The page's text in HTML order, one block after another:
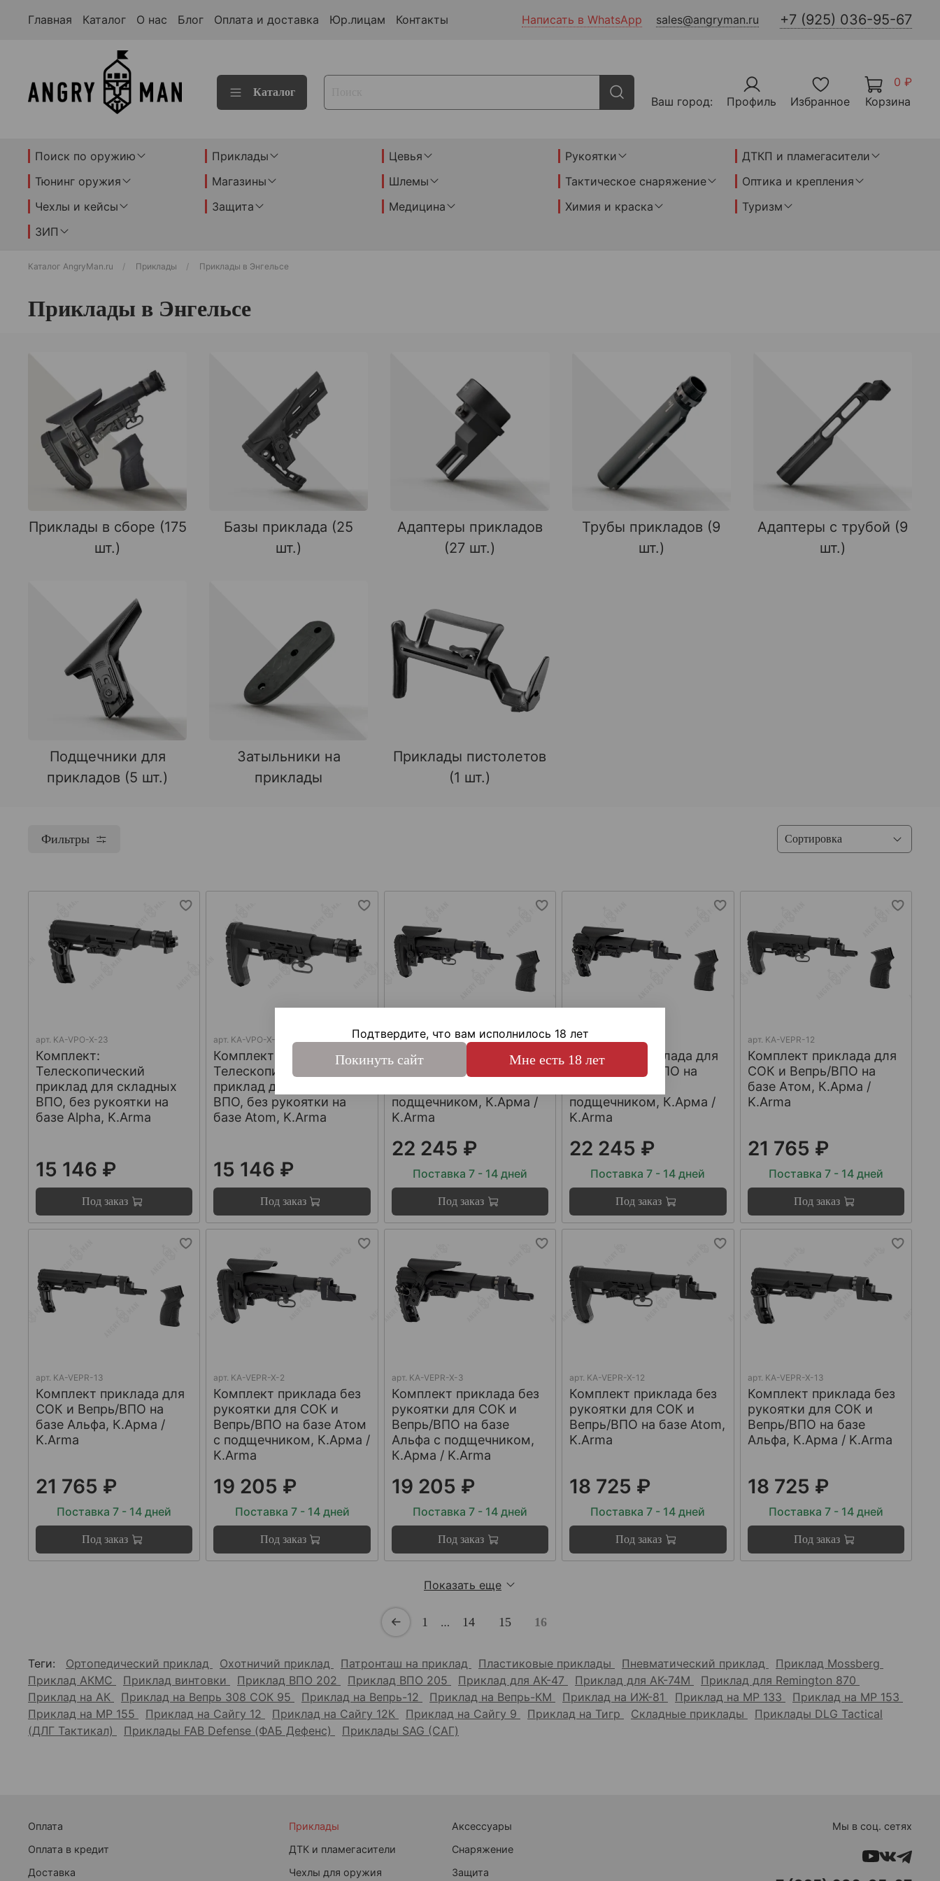
Главная Каталог О нас Блог Оплата и доставка Юр.лицам Контакты Написать в WhatsApp sales@angryman.ru +7 (925) 036-95-67
Каталог
Ваш город: Профиль Избранное
0 ₽
Корзина
Поиск по оружию Приклады Цевья Рукоятки
ДТКП и пламегасители
Тюнинг оружия
Магазины Шлемы Тактическое снаряжение
Оптика и крепления
Чехлы и кейсы
Защита Медицина Химия и краска
Туризм
ЗИП
Каталог AngryMan.ru Приклады Приклады в Энгельсе
Приклады в Энгельсе
Приклады в сборе (175
шт.)
Базы приклада (25
шт.)
Адаптеры прикладов
(27 шт.)
Трубы прикладов (9
шт.)
Адаптеры с трубой (9
шт.)
Подщечники для
прикладов (5 шт.)
Затыльники на
приклады
Приклады пистолетов
(1 шт.)
Фильтры
арт. KA-VPO-X-23
Комплект:
Телескопический
приклад для складных
ВПО, без рукоятки на
базе Alpha, K.Arma
15 146 ₽
Под заказ
арт. KA-VPO-X-22
Комплект:
Телескопический
приклад для складных
ВПО, без рукоятки на
базе Atom, K.Arma
15 146 ₽
Под заказ
арт.KA-VEPR-2
Комплект приклада для
СОК и Вепрь/ВПО на
подщечником, К.Арма /
K.Arma
22 245 ₽
Поставка 7 - 14 дней
Под заказ
арт.KA-VEPR-3
Комплект приклада для
СОК и Вепрь/ВПО на
подщечником, К.Арма /
K.Arma
22 245 ₽
Поставка 7 - 14 дней
Под заказ
арт. KA-VEPR-12
Комплект приклада для
СОК и Вепрь/ВПО на
базе Атом, К.Арма /
K.Arma
21 765 ₽
Поставка 7 - 14 дней
Под заказ
арт. KA-VEPR-13
Комплект приклада для
СОК и Вепрь/ВПО на
базе Альфа, К.Арма /
K.Arma
21 765 ₽
Поставка 7 - 14 дней
Под заказ
арт. KA-VEPR-X-2
Комплект приклада без
рукоятки для СОК и
Вепрь/ВПО на базе Атом
с подщечником, К.Арма /
K.Arma
19 205 ₽
Поставка 7 - 14 дней
Под заказ
арт. KA-VEPR-X-3
Комплект приклада без
рукоятки для СОК и
Вепрь/ВПО на базе
Альфа с подщечником,
К.Арма / K.Arma
19 205 ₽
Поставка 7 - 14 дней
Под заказ
арт. KA-VEPR-X-12
Комплект приклада без
рукоятки для СОК и
Вепрь/ВПО на базе Atom,
K.Arma
18 725 ₽
Поставка 7 - 14 дней
Под заказ
арт. KA-VEPR-X-13
Комплект приклада без
рукоятки для СОК и
Вепрь/ВПО на базе
Альфа, К.Арма / K.Arma
18 725 ₽
Поставка 7 - 14 дней
Под заказ
Показать еще
1 … 14 15 16
Теги: Ортопедический приклад Охотничий приклад Патронташ на приклад Пластиковые приклады Пневматический приклад
Приклад Mossberg
Приклад АКМС
Приклад винтовки Приклад ВПО 202 Приклад ВПО 205 Приклад для АК-47 Приклад для АК-74М
Приклад для Remington 870
Приклад на АК
Приклад на Вепрь 308 СОК 95 Приклад на Вепрь-12 Приклад на Вепрь-КМ Приклад на ИЖ-81 Приклад на МР 133
Приклад на МР 153
Приклад на МР 155
Приклад на Сайгу 12 Приклад на Сайгу 12К Приклад на Сайгу 9 Приклад на Тигр Складные приклады
Приклады DLG Tactical
(ДЛГ Тактикал)
Приклады FAB Defense (ФАБ Дефенс) Приклады SAG (САГ)
Оплата
Оплата в кредит
Доставка
Приклады
ДТК и пламегасители
Чехлы для оружия
Аксессуары
Снаряжение
Защита
Мы в соц. сетях
Подтвердите, что вам исполнилось 18 лет
Покинуть сайт Мне есть 18 лет